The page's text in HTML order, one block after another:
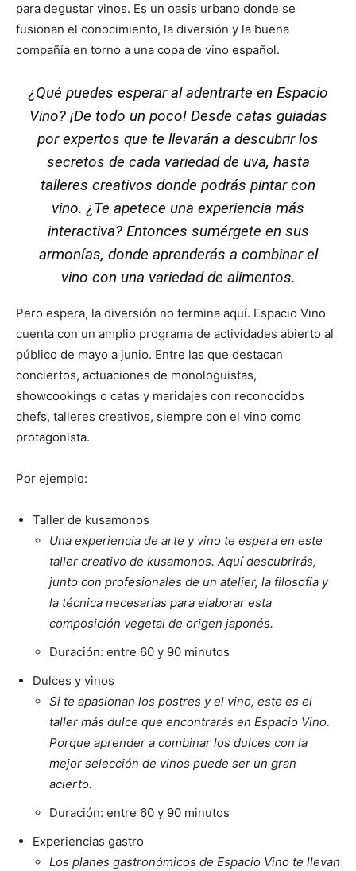
para degustar vinos. Es un oasis urbano donde se
fusionan el conocimiento, la diversión y la buena
compañía en torno a una copa de vino español.
¿Qué puedes esperar al adentrarte en Espacio
Vino? ¡De todo un poco! Desde catas guiadas
por expertos que te llevarán a descubrir los
secretos de cada variedad de uva, hasta
talleres creativos donde podrás pintar con
vino. ¿Te apetece una experiencia más
interactiva? Entonces sumérgete en sus
armonías, donde aprenderás a combinar el
vino con una variedad de alimentos.
Pero espera, la diversión no termina aquí. Espacio Vino
cuenta con un amplio programa de actividades abierto al
público de mayo a junio. Entre las que destacan
conciertos, actuaciones de monologuistas,
showcookings o catas y maridajes con reconocidos
chefs, talleres creativos, siempre con el vino como
protagonista.
Por ejemplo:
Taller de kusamonos
Una experiencia de arte y vino te espera en este
taller creativo de kusamonos. Aquídescubrirás,
junto con profesionales de un atelier, la filosofía y
la técnica necesarias para elaborar esta
composición vegetal de origen japonés.
Duración: entre 60 y 90 minutos
Dulces y vinos
Si te apasionan los postres y el vino, este es el
taller más dulce que encontrarás en Espacio Vino.
Porque aprender a combinar los dulces con la
mejor selección de vinos puede ser un gran
acierto.
Duración: entre 60 y 90 minutos
Experiencias gastro
Los planes gastronómicos de Espacio Vino te llevan